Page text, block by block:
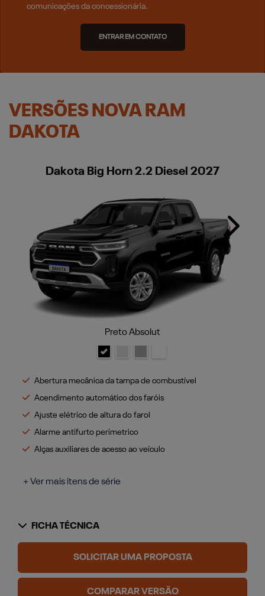
comunicações da concessionária.
ENTRAR EM CONTATO
VERSÕES NOVA RAM
DAKOTA
Dakota Big Horn 2.2 Diesel 2027
Preto Absolut
Abertura mecânica da tampa de combustível
Acendimento automático dos faróis
Ajuste elétrico de altura do farol
Alarme antifurto perimetrico
Alças auxiliares de acesso ao veículo
+ Ver mais itens de série
FICHA TÉCNICA
SOLICITAR UMA PROPOSTA
COMPARAR VERSÃO
Next